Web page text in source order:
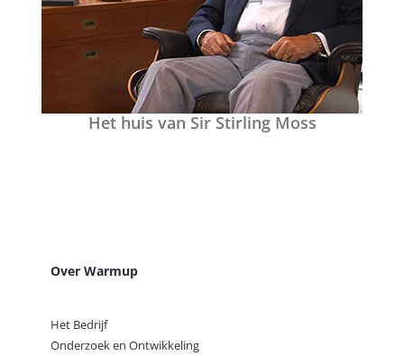
Het huis van Sir Stirling Moss
Over Warmup
Het Bedrijf
Onderzoek en Ontwikkeling